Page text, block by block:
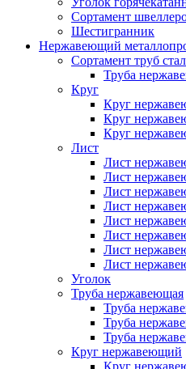
Сортамент
Шестигранник
Нержавеющий
Сортамент труб
Труба
Круг
Круг
Круг
Круг
Лист
Лист
Лист
Лист
Лист
Лист
Лист
Лист
Лист
Уголок
Труба нержавеющая
Труба
Труба
Труба
Круг нержавеющий